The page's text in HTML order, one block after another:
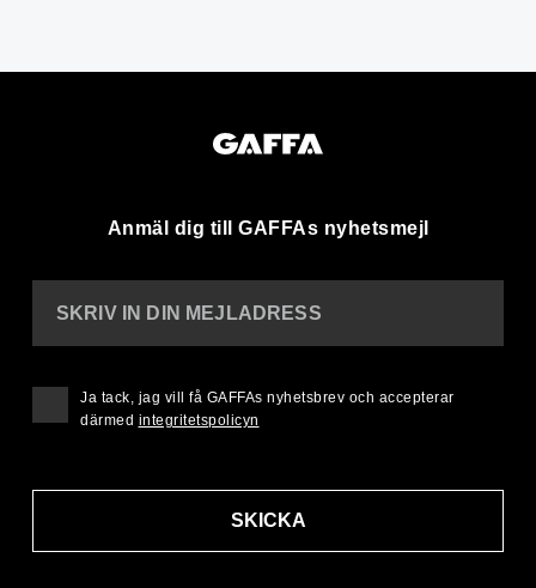
Anmäl dig till GAFFAs nyhetsmejl
SKRIV IN DIN MEJLADRESS
SKICKA
Ja tack, jag vill få GAFFAs nyhetsbrev och accepterar
därmed integritetspolicyn